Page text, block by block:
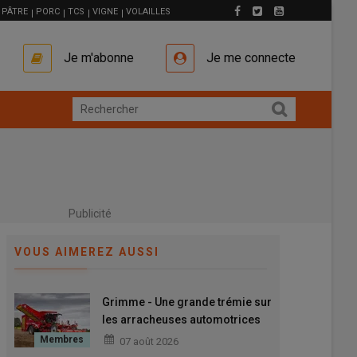
PÂTRE PORC TCS VIGNE VOLAILLES
Je m'abonne Je me connecte
Publicité
VOUS AIMEREZ AUSSI
Grimme - Une grande trémie sur
les arracheuses automotrices
Varitron 470 XL
07 août 2026